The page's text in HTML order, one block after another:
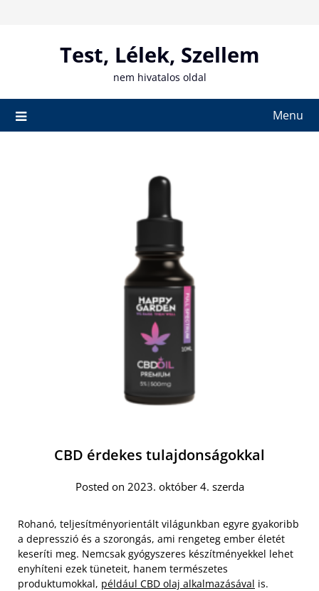
Test, Lélek, Szellem
nem hivatalos oldal
Menu
CBD érdekes tulajdonságokkal
Posted on 2023. október 4. szerda
Rohanó, teljesítményorientált világunkban egyre gyakoribb
a depresszió és a szorongás, ami rengeteg ember életét
keseríti meg. Nemcsak gyógyszeres készítményekkel lehet
enyhíteni ezek tüneteit, hanem természetes
produktumokkal, például CBD olaj alkalmazásával is.